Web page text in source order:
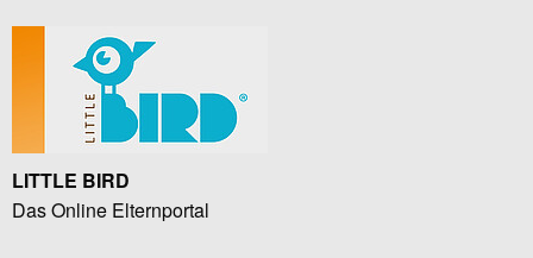
LITTLE BIRD
Das Online Elternportal